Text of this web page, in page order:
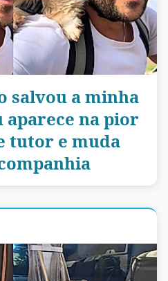
salvou a minha
aparece na pior
tutor e muda